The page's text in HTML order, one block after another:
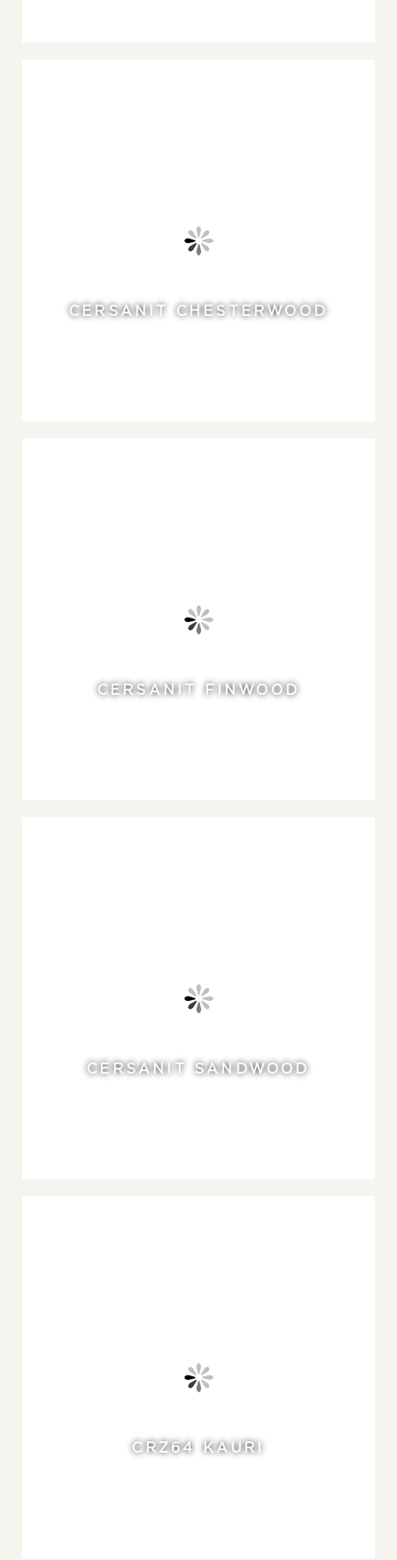
CERSANIT CHESTERWOOD
CERSANIT FINWOOD
CERSANIT SANDWOOD
CRZ64 KAURI